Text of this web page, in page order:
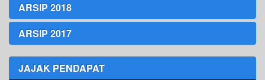
ARSIP 2018
ARSIP 2017
JAJAK PENDAPAT